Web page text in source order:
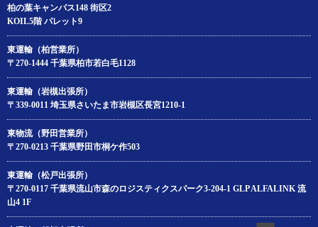
柏の葉キャンパス148 街区2
KOIL5階 パレット9
東運輸（柏営業所）
〒270-1444 千葉県柏市若白毛1128
東運輸（岩槻出張所）
〒339-0011 埼玉県さいたま市岩槻区長宮1210-1
東物流（野田営業所）
〒270-0213 千葉県野田市桐ケ作503
東運輸（松戸出張所）
〒270-0117 千葉県流山市森のロジスティクスパーク3-204‐1 GLP ALFALINK 流
山4 1F